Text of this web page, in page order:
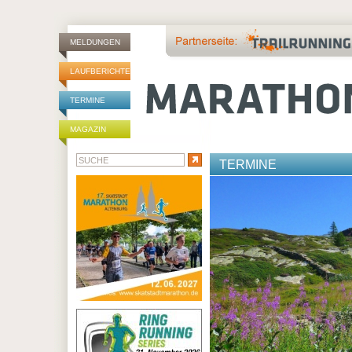
MELDUNGEN
LAUFBERICHTE
TERMINE
MAGAZIN
TERMINE